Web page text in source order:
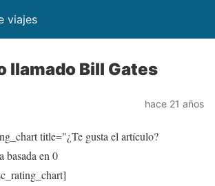
viajes
llamado Bill Gates
hace 21 años
title="¿Te gusta el artículo?
basada en 0